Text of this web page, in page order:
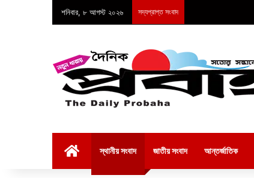
শনিবার, ৮ আগস্ট ২০২৬ সদ্যপ্রাপ্ত সংবাদ
স্থানীয় সংবাদ জাতীয় সংবাদ আন্তর্জাতিক